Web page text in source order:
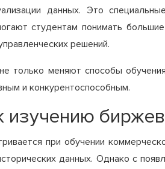
данных. Это
студентам понимать
решений.
только меняют способы
и конкурентоспособным.
при обучении
данных. Однако с